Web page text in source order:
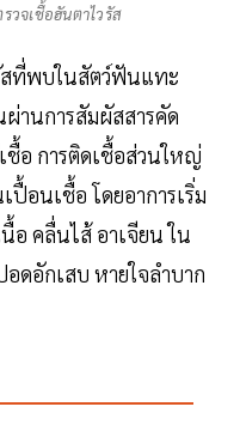
วจเชื้อฮันตาไวรัส
สที่พบในสัตว์ฟันแทะ
านการสัมผัสสารคัด
ชื้อ การติดเชื้อส่วนใหญ่
อนเชื้อ โดยอาการเริ่ม
อ คลื่นไส้ อาเจียน ใน
อดอักเสบ หายใจลำบาก